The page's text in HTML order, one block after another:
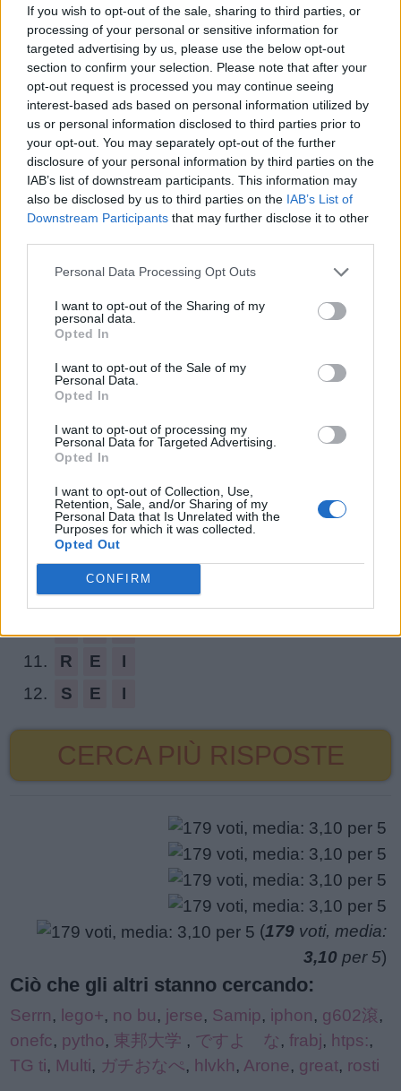
If you wish to opt-out of the sale, sharing to third parties, or
processing of your personal or sensitive information for
targeted advertising by us, please use the below opt-out
section to confirm your selection. Please note that after your
opt-out request is processed you may continue seeing
interest-based ads based on personal information utilized by
us or personal information disclosed to third parties prior to
your opt-out. You may separately opt-out of the further
disclosure of your personal information by third parties on the
IAB’s list of downstream participants. This information may
also be disclosed by us to third parties on the IAB’s List of
Downstream Participants that may further disclose it to other
Personal Data Processing Opt Outs
I want to opt-out of the Sharing of my
personal data.
Opted In
I want to opt-out of the Sale of my
Personal Data.
Opted In
I want to opt-out of processing my
Personal Data for Targeted Advertising.
Opted In
I want to opt-out of Collection, Use,
Retention, Sale, and/or Sharing of my
Personal Data that Is Unrelated with the
Purposes for which it was collected.
Opted Out
CONFIRM
Inserisci tutte le lettere del puzzle:
Inserisci
tutte
puzzle:
Ricerca
Siamo spiacenti, non abbiamo trovato il tuo
puzzle, quindi ecco un elenco di parole che
N E R
R E N
I
R E S
R I S
E
S E N
S E R
I
S I R
E
8. E R
I
9.
I R
E
11.
R E
I
12.
S E I
CERCA PIÙ RISPOSTE
(179 voti, media:
3,10 per 5)
Ciò che gli altri stanno cercando:
Serrn, lego+, no bu, jerse, Samip, iphon, g602滾,
onefc, pytho, 東邦大学 , ですよ な, frabj, htps:,
TG ti, Multi, ガチおなぺ, hlvkh, Arone, great, rosti